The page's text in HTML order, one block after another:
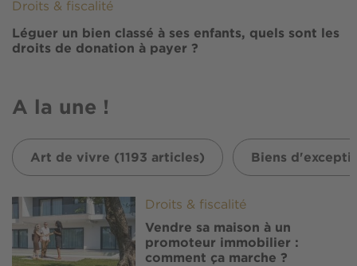
Droits & fiscalité
Léguer un bien classé à ses enfants, quels sont les
droits de donation à payer ?
A la une !
Art de vivre (1193 articles) Biens
Image Droits & fiscalité
Vendre sa maison à un
promoteur immobilier :
comment ça marche ?